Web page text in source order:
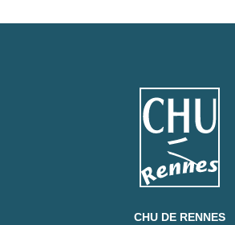
CHU DE RENNES